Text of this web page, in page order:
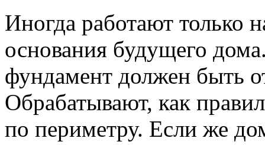
Иногда работают только
основания будущего
фундамент должен быть
Обрабатывают, как
по периметру. Если же